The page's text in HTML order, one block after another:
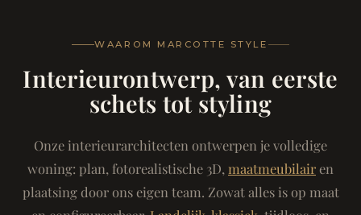
WAAROM MARCOTTE STYLE
Interieurontwerp, van eerste
schets tot styling
Onze interieurarchitecten ontwerpen je volledige
woning: plan, fotorealistische 3D, maatmeubilairen
plaatsing door ons eigen team. Zowat alles is op maat